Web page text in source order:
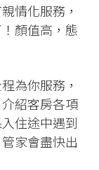
情化服務，
顏值高，態
為你服務，
紹客房各項
住途中遇到
家會盡快出